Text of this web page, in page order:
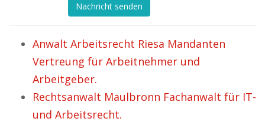
Nachricht senden
Anwalt Arbeitsrecht Riesa Mandanten
Vertreung für Arbeitnehmer und
Arbeitgeber.
Rechtsanwalt Maulbronn Fachanwalt für IT-
und Arbeitsrecht.